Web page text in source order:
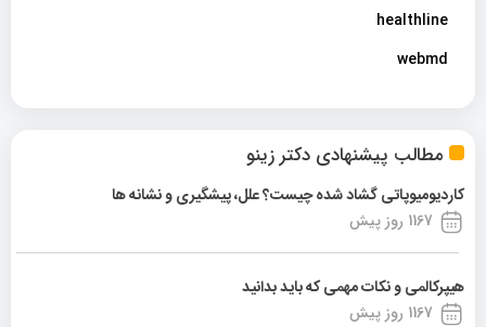
مطالب پیشنهادی دکتر زینو
کاردیومیوپاتی گشاد شده چیست؟ علل، پیشگیری و نشانه ها
1167 روز پیش
هیپرکالمی و نکات مهمی که باید بدانید
1167 روز پیش
healthline
webmd